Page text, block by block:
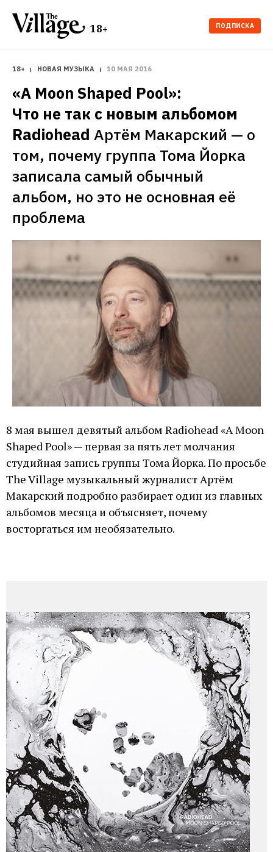
18+ ПОДПИСКА
18+ НОВАЯ МУЗЫКА 10 МАЯ 2016
«A Moon Shaped Pool»:
Что не так с новым альбомом
Radiohead Артём Макарский — о
том, почему группа Тома Йорка
записала самый обычный
альбом, но это не основная её
проблема
8 мая вышел девятый альбом Radiohead «A Moon
Shaped Pool» — первая за пять лет молчания
студийная запись группы Тома Йорка. По просьбе
The Village музыкальный журналист Артём
Макарский подробно разбирает один из главных
альбомов месяца и объясняет, почему
восторгаться им необязательно.